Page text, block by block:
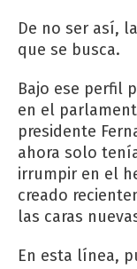
De no ser así,
que se busca.
Bajo ese perfil
en el
presidente
ahora solo
irrumpir en el
creado
las caras
En esta línea,